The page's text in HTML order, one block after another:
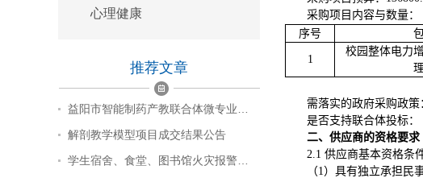
心理健康
推荐文章
益阳市智能制药产教联合体微专业…
解剖教学模型项目成交结果公告
学生宿舍、食堂、图书馆火灾报警…
采购项目内容与数量：
序号
1
校园整体电力
需落实的政府采购政策
是否支持联合体投标：
二、供应商的资格要求
2.1 供应商基本资格条件
（1）具有独立承担民